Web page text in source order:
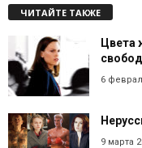
ЧИТАЙТЕ ТАКЖЕ
Цвета
6
9 марта